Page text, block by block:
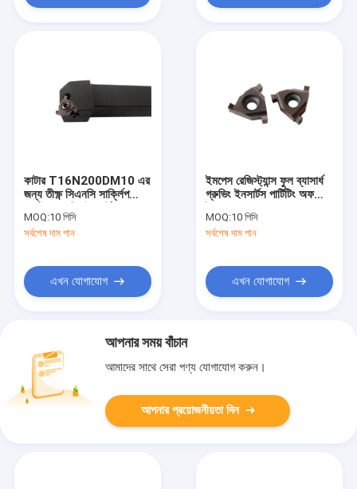
কাটার T16N200DM10 এর
জন্য তীক্ষ্ণ সিএনসি সার্ক্লিপ
MOQ:10 পিসি
সর্বশেষ দাম পান
এখন যোগাযোগ
ইমপেস রেজিস্ট্যান্স ফুল ব্যাসার্ধ
গ্রুভিং ইনসার্টস পার্টিটিং অফ
MOQ:10 পিসি
সর্বশেষ দাম পান
এখন যোগাযোগ
আপনার সময় বাঁচান
আমাদের সাথে সেরা পণ্য যোগাযোগ করুন।
আপনার প্রয়োজনীয়তা দিন